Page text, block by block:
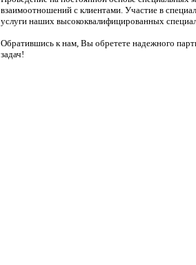
взаимоотношений с клиентами. Участие в
услуги наших высококвалифицированных
Обратившись к нам, Вы обретете надежного
задач!